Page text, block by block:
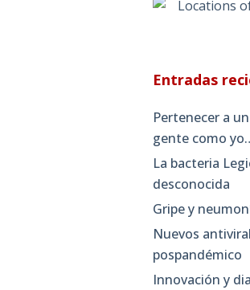
Entradas
Pertenecer a
gente como
La bacteria
desconocida
Gripe y
Nuevos
pospandémico
Innovación y